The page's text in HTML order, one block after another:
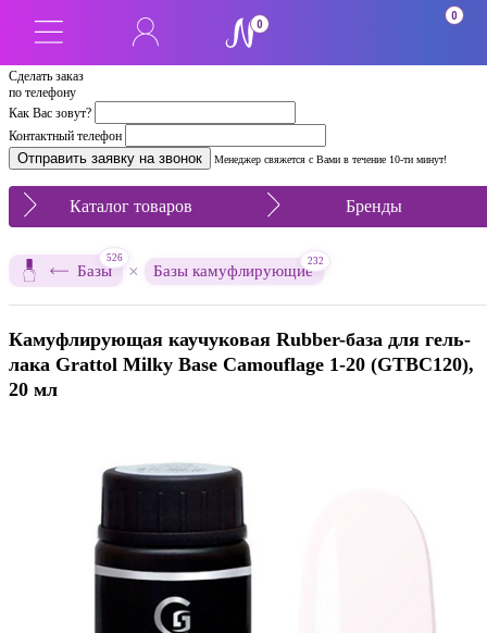
Сделать заказ
по телефону
Как Вас зовут?
Контактный телефон
Менеджер свяжется с Вами в течение 10-ти минут!
0
0
Каталог товаров Бренды
Базы
526
× Базы камуфлирующие
232
Камуфлирующая каучуковая Rubber-база для гель-
лака Grattol Milky Base Camouflage 1-20 (GTBC120),
20 мл